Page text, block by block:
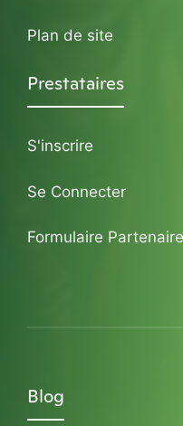
Plan de site
Prestataires
S'inscrire
Se Connecter
Formulaire Partenaire
Blog